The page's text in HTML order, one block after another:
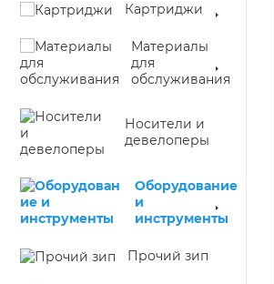
Картриджи
Материалы
для
обслуживания
Носители и
девелоперы
Оборудование
и
инструменты
Прочий зип